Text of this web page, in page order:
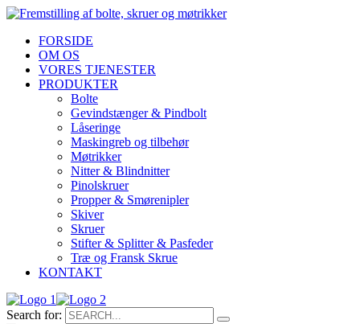
FORSIDE
OM OS
VORES TJENESTER
PRODUKTER
Bolte
Gevindstænger & Pindbolt
Låseringe
Maskingreb og tilbehør
Møtrikker
Nitter & Blindnitter
Pinolskruer
Propper & Smørenipler
Skiver
Skruer
Stifter & Splitter & Pasfeder
Træ og Fransk Skrue
KONTAKT
Search for: